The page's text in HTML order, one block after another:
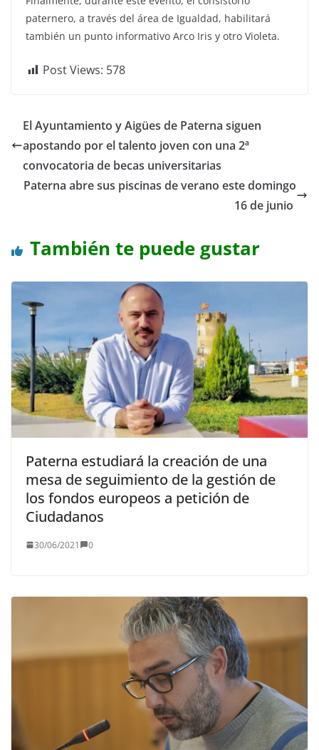
paternero, a través del área de Igualdad, habilitará
también un punto informativo Arco Iris y otro Violeta.
Post Views: 578
El Ayuntamiento y Aigües de Paterna siguen
apostando por el talento joven con una 2ª
convocatoria de becas universitarias
Paterna abre sus piscinas de verano este domingo
16 de junio
También te puede gustar
Paterna estudiará la creación de una
mesa de seguimiento de la gestión de
los fondos europeos a petición de
Ciudadanos
30/06/2021 0